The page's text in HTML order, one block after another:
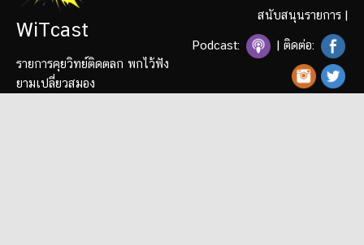
WiTcast
รายการคุยวิทย์ติดตลก พกไว้ฟัง
ยามเปลี่ยวสมอง
สนับสนุนรายการ |
Podcast: | ติดต่อ: